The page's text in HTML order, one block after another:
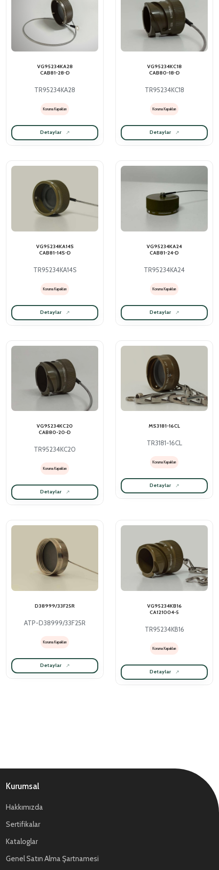
VG95234KA28
CAB81-28-D
TR95234KA28
Koruma Kapakları
Detaylar
VG95234KC18
CAB80-18-D
TR95234KC18
Koruma Kapakları
Detaylar
VG95234KA14S
CAB81-14S-D
TR95234KA14S
Koruma Kapakları
Detaylar
VG95234KA24
CAB81-24-D
TR95234KA24
Koruma Kapakları
Detaylar
VG95234KC20
CAB80-20-D
TR95234KC20
Koruma Kapakları
Detaylar
MS3181-16CL
TR3181-16CL
Koruma Kapakları
Detaylar
D38999/33F25R
ATP-D38999/33F25R
Koruma Kapakları
Detaylar
VG95234KB16
CA121004-5
TR95234KB16
Koruma Kapakları
Detaylar
Kurumsal
Hakkımızda
Sertifikalar
Kataloglar
Genel Satın Alma Şartnamesi